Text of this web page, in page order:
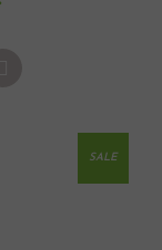
SALE